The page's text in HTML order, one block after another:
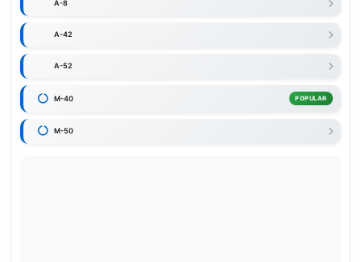
A-8
A-42
A-52
M-40 POPULAR
M-50